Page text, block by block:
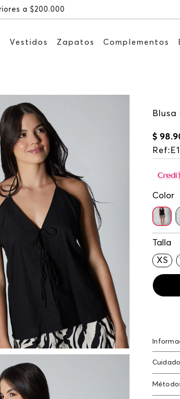
Recibe: 15%OFF suscribiéndote a
Vestidos Zapatos Complementos
$ 98.
Ref:
Color
Talla
XS
Blusa